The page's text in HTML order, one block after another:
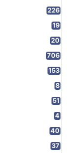
226
19
20
706
153
8
51
4
40
37